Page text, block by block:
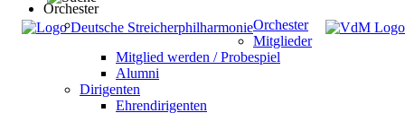
Orchester
Orchester
Mitglieder
Mitglied werden / Probespiel
Alumni
Dirigenten
Ehrendirigenten